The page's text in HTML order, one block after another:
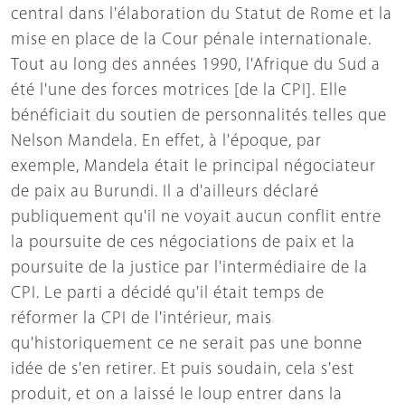
central dans l'élaboration du Statut de Rome et la
mise en place de la Cour pénale internationale.
Tout au long des années 1990, l'Afrique du Sud a
été l'une des forces motrices [de la CPI]. Elle
bénéficiait du soutien de personnalités telles que
Nelson Mandela. En effet, à l'époque, par
exemple, Mandela était le principal négociateur
de paix au Burundi. Il a d'ailleurs déclaré
publiquement qu'il ne voyait aucun conflit entre
la poursuite de ces négociations de paix et la
poursuite de la justice par l'intermédiaire de la
CPI. Le parti a décidé qu'il était temps de
réformer la CPI de l'intérieur, mais
qu'historiquement ce ne serait pas une bonne
idée de s'en retirer. Et puis soudain, cela s'est
produit, et on a laissé le loup entrer dans la